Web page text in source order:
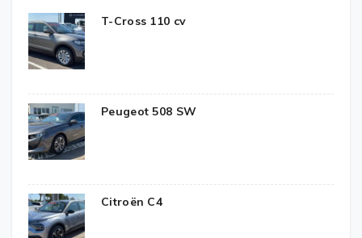
T-Cross 110 cv
Peugeot 508 SW
Citroën C4